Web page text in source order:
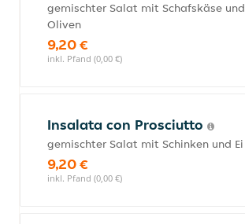
gemischter Salat mit Schafskäse und
Oliven
9,20 €
inkl. Pfand (0,00 €)
Insalata con Prosciutto
gemischter Salat mit Schinken und Ei
9,20 €
inkl. Pfand (0,00 €)